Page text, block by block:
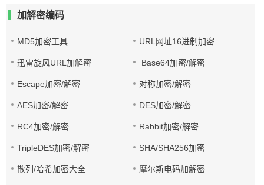
加解密编码
MD5加密工具 URL网址16进制加密
迅雷旋风URL加解密 Base64加密/解密
Escape加密/解密 对称加密/解密
AES加密/解密 DES加密/解密
RC4加密/解密 Rabbit加密/解密
TripleDES加密/解密 SHA/SHA256加密
散列/哈希加密大全 摩尔斯电码加解密